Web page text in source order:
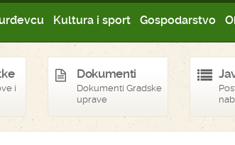
Kultura i sport Gospodarstvo
i
Dokumenti
Dokumenti Gradske
uprave